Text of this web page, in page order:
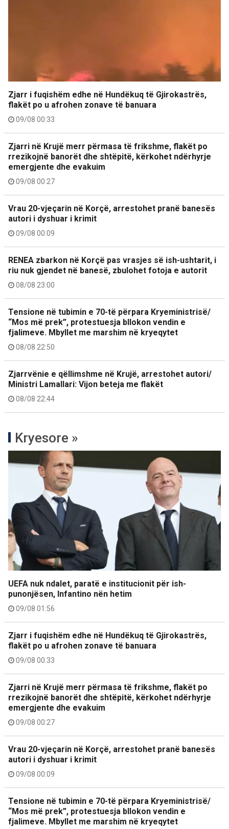
Zjarr i fuqishëm edhe në Hundëkuq të Gjirokastrës,
flakët po u afrohen zonave të banuara
09/08 00:33
Zjarri në Krujë merr përmasa të frikshme, flakët po
rrezikojnë banorët dhe shtëpitë, kërkohet ndërhyrje
emergjente dhe evakuim
09/08 00:27
Vrau 20-vjeçarin në Korçë, arrestohet pranë banesës
autori i dyshuar i krimit
09/08 00:09
RENEA zbarkon në Korçë pas vrasjes së ish-ushtarit, i
riu nuk gjendet në banesë, zbulohet fotoja e autorit
08/08 23:00
Tensione në tubimin e 70-të përpara Kryeministrisë/
“Mos më prek”, protestuesja bllokon vendin e
fjalimeve. Mbyllet me marshim në kryeqytet
08/08 22:50
Zjarrvënie e qëllimshme në Krujë, arrestohet autori/
Ministri Lamallari: Vijon beteja me flakët
08/08 22:44
Kryesore »
UEFA nuk ndalet, paratë e institucionit për ish-
punonjësen, Infantino nën hetim
09/08 01:56
Zjarr i fuqishëm edhe në Hundëkuq të Gjirokastrës,
flakët po u afrohen zonave të banuara
09/08 00:33
Zjarri në Krujë merr përmasa të frikshme, flakët po
rrezikojnë banorët dhe shtëpitë, kërkohet ndërhyrje
emergjente dhe evakuim
09/08 00:27
Vrau 20-vjeçarin në Korçë, arrestohet pranë banesës
autori i dyshuar i krimit
09/08 00:09
Tensione në tubimin e 70-të përpara Kryeministrisë/
“Mos më prek”, protestuesja bllokon vendin e
fjalimeve. Mbyllet me marshim në kryeqytet